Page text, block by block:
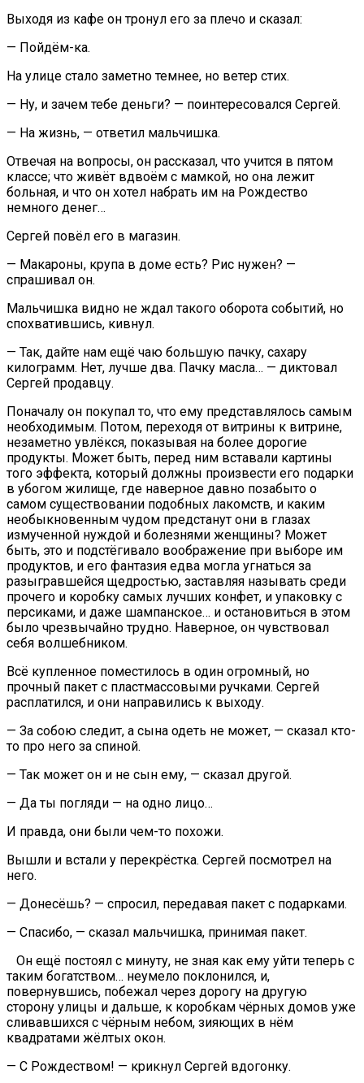
Выходя из кафе он тронул его за плечо и сказал:
— Пойдём-ка.
На улице стало заметно темнее, но ветер стих.
— Ну, и зачем тебе деньги? — поинтересовался Сергей.
— На жизнь, — ответил мальчишка.
Отвечая на вопросы, он рассказал, что учится в пятом
классе; что живёт вдвоём с мамкой, но она лежит
больная, и что он хотел набрать им на Рождество
немного денег…
Сергей повёл его в магазин.
— Макароны, крупа в доме есть? Рис нужен? —
спрашивал он.
Мальчишка видно не ждал такого оборота событий, но
спохватившись, кивнул.
— Так, дайте нам ещё чаю большую пачку, сахару
килограмм. Нет, лучше два. Пачку масла… — диктовал
Сергей продавцу.
Поначалу он покупал то, что ему представлялось самым
необходимым. Потом, переходя от витрины к витрине,
незаметно увлёкся, показывая на более дорогие
продукты. Может быть, перед ним вставали картины
того эффекта, который должны произвести его подарки
в убогом жилище, где наверное давно позабыто о
самом существовании подобных лакомств, и каким
необыкновенным чудом предстанут они в глазах
измученной нуждой и болезнями женщины? Может
быть, это и подстёгивало воображение при выборе им
продуктов, и его фантазия едва могла угнаться за
разыгравшейся щедростью, заставляя называть среди
прочего и коробку самых лучших конфет, и упаковку с
персиками, и даже шампанское… и остановиться в этом
было чрезвычайно трудно. Наверное, он чувствовал
себя волшебником.
Всё купленное поместилось в один огромный, но
прочный пакет с пластмассовыми ручками. Сергей
расплатился, и они направились к выходу.
— За собою следит, а сына одеть не может, — сказал кто-
то про него за спиной.
— Так может он и не сын ему, — сказал другой.
— Да ты погляди — на одно лицо…
И правда, они были чем-то похожи.
Вышли и встали у перекрёстка. Сергей посмотрел на
него.
— Донесёшь? — спросил, передавая пакет с подарками.
— Спасибо, — сказал мальчишка, принимая пакет.
Он ещё постоял с минуту, не зная как ему уйти теперь с
таким богатством… неумело поклонился, и,
повернувшись, побежал через дорогу на другую
сторону улицы и дальше, к коробкам чёрных домов уже
сливавшихся с чёрным небом, зияющих в нём
квадратами жёлтых окон.
— С Рождеством! — крикнул Сергей вдогонку.